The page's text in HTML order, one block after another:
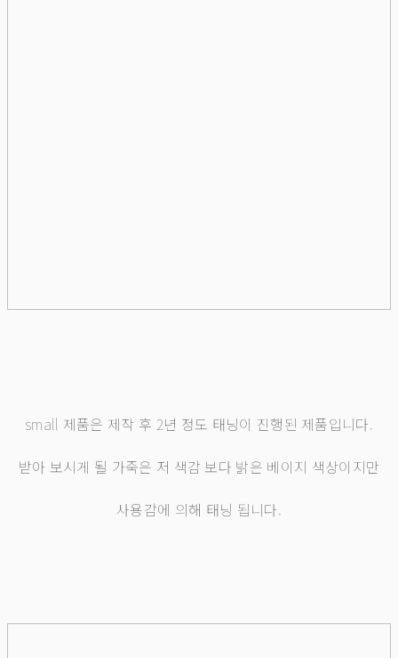
small 제품은 제작 후 2년 정도 태닝이 진행된 제품입니다.
받아 보시게 될 가죽은 저 색감 보다 밝은 베이지 색상이지만
사용감에 의해 태닝 됩니다.